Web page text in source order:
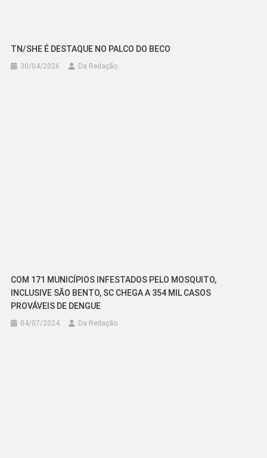
TN/SHE É DESTAQUE NO PALCO DO BECO
30/04/2026 Da Redação
COM 171 MUNICÍPIOS INFESTADOS PELO MOSQUITO,
INCLUSIVE SÃO BENTO, SC CHEGA A 354 MIL CASOS
PROVÁVEIS DE DENGUE
04/07/2024 Da Redação